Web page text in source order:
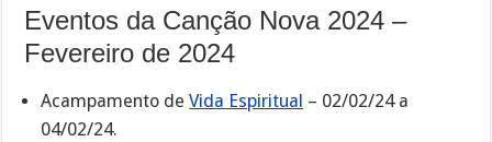
Eventos da Canção Nova 2024 –
Fevereiro de 2024
Acampamento deVida Espiritual – 02/02/24 a
04/02/24.